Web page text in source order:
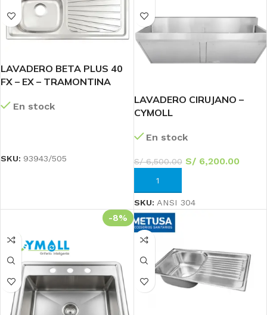
LAVADERO BETA PLUS 40
FX – EX – TRAMONTINA
En stock
SKU: 93943/505
LAVADERO CIRUJANO –
CYMOLL
En stock
S/6,500.00 S/6,200.00
AÑADIR AL CARRITO
SKU: ANSI 304
-8%